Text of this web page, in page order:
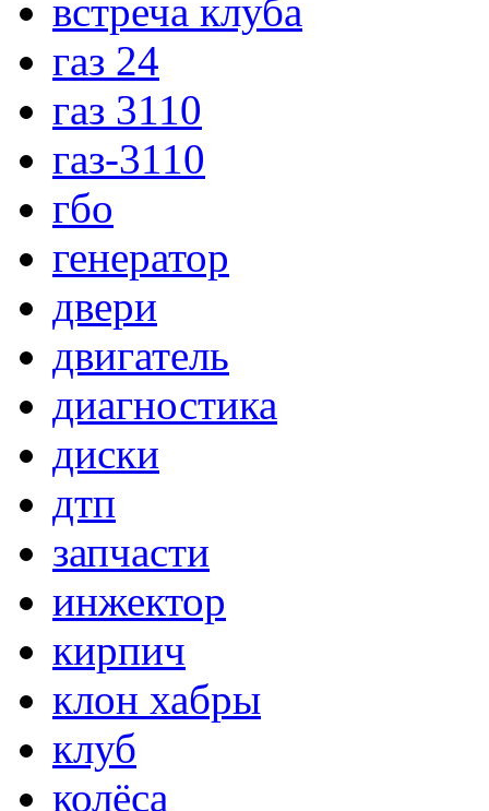
встреча клуба
газ 24
газ 3110
газ-3110
гбо
генератор
двери
двигатель
диагностика
диски
дтп
запчасти
инжектор
кирпич
клон хабры
клуб
колёса